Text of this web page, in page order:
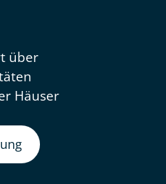
über
Häuser